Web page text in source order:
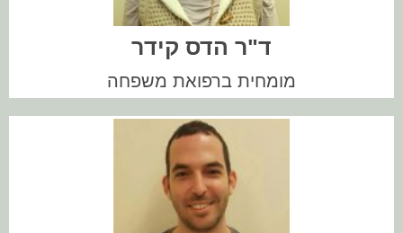
ד"ר הדס קידר
מומחית ברפואת משפחה